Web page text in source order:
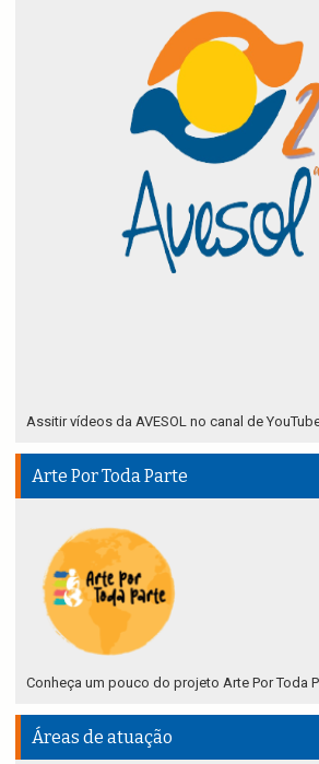
Assitir vídeos da AVESOL no canal de
Arte Por Toda Parte
Conheça um pouco do projeto Arte Por Toda
Áreas de atuação